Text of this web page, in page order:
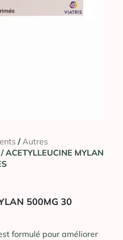
/Autres
/ ACETYLLEUCINE MYLAN
500MG 30
formulé pour améliorer